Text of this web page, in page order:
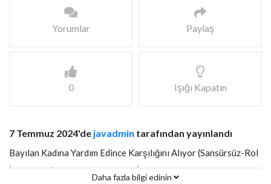
Yorumlar Paylaş
0 Işığı Kapatın
7 Temmuz 2024'de javadmin tarafından yayınlandı
Bayılan Kadına Yardım Edince Karşılığını Alıyor (Sansürsüz-Rol
İcabı-Fake) Türkçe Altyazılı JAV İzle
Daha fazla bilgi edinin